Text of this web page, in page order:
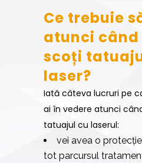
Ce trebuie
atunci
scoți
laser?
Iată câteva lucruri pe
ai în vedere atunci
tatuajul cu laserul:
vei avea o
tot parcursul